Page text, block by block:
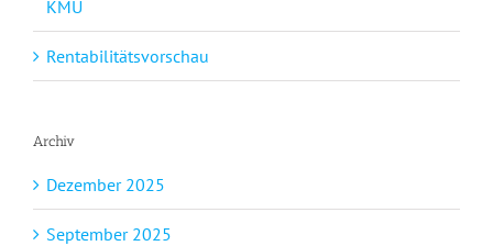
KMU
Rentabilitätsvorschau
Archiv
Dezember 2025
September 2025